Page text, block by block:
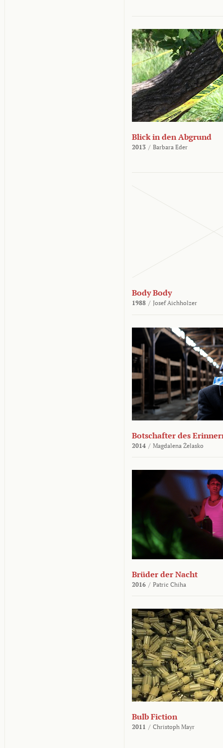
Blick in den Abgrund
2013 / Barbara Eder
Body Body
1988 / Josef Aichholzer
Botschafter des
2014 / Magdalena Żelasko
Brüder der Nacht
2016 / Patric Chiha
Bulb Fiction
2011 / Christoph Mayr